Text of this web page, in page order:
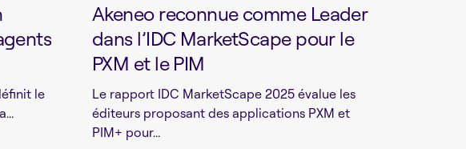
le
Akeneo reconnue comme Leader
dans l’IDC MarketScape pour le
PXM et le PIM
Le rapport IDC MarketScape 2025 évalue les
éditeurs proposant des applications PXM et
PIM+ pour...